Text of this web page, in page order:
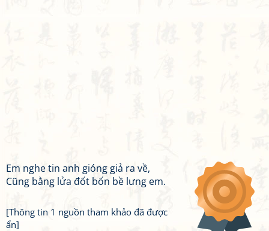
Em nghe tin anh gióng giả ra về,
Cũng bằng lửa đốt bốn bề lưng em.
[Thông tin 1 nguồn tham khảo đã được
ẩn]